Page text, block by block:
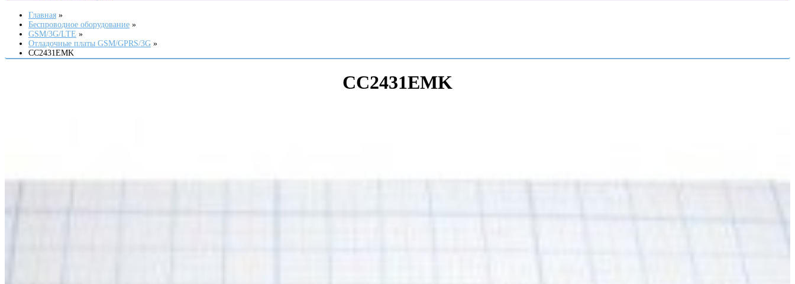
Главная
Беспроводное оборудование
GSM/3G/LTE
Отладочные платы GSM/GPRS/3G
CC2431EMK
CC2431EMK